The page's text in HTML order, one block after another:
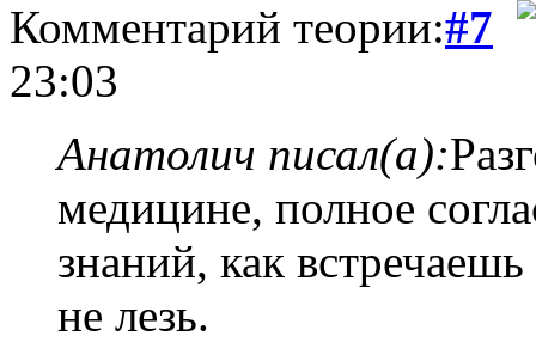
Комментарий теории:#7
23:03
Анатолич писал(а):
медицине, полное
знаний, как
не лезь.